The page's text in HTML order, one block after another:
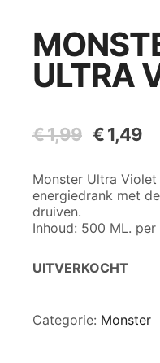
ULTRA
€1,99
€ 1,99.
€1,49
€
Monster Ultra
energiedrank met
druiven.
Inhoud: 500 ML. per
UITVERKOCHT
Categorie: Monster